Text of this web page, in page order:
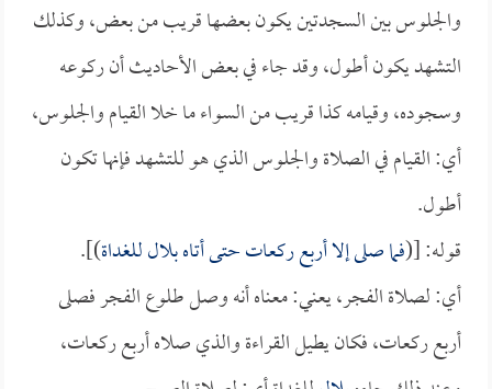
والجلوس بين السجدتين يكون بعضها قريب من بعض، وكذلك
التشهد يكون أطول، وقد جاء في بعض الأحاديث أن ركوعه
وسجوده، وقيامه كذا قريب من السواء ما خلا القيام والجلوس،
أي: القيام في الصلاة والجلوس الذي هو للتشهد فإنها تكون
أطول.
قوله: [(فما صلى إلا أربع ركعات حتى أتاهبلالللغداة)].
أي: لصلاة الفجر، يعني: معناه أنه وصل طلوع الفجر فصلى
أربع ركعات، فكان يطيل القراءة والذي صلاه أربع ركعات،